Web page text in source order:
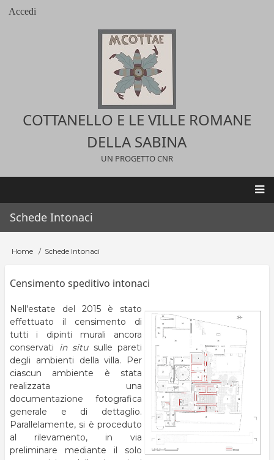
Salta
User
Accedi
COTTANELLO E LE VILLE ROMANE
DELLA SABINA
UN PROGETTO CNR
Main
navigation
Schede Intonaci
Briciole
pane
Home Schede Intonaci
Censimento speditivo intonaci
Nell'estate del 2015 è stato
effettuato il censimento di
tutti i dipinti murali ancora
conservati in situsulle pareti
degli ambienti della villa. Per
ciascun ambiente è stata
realizzata una
documentazione fotografica
generale e di dettaglio.
Parallelamente, si è proceduto
al rilevamento, in via
preliminare mediante il solo